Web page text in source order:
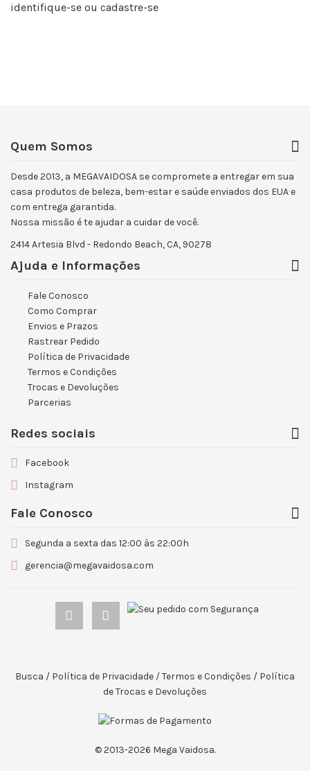
identifique-se ou cadastre-se
Quem Somos
Desde 2013, a MEGAVAIDOSA se compromete a entregar em sua
casa produtos de beleza, bem-estar e saúde enviados dos EUA e
com entrega garantida.
Nossa missão é te ajudar a cuidar de você.
2414 Artesia Blvd - Redondo Beach, CA, 90278
Ajuda e Informações
Fale Conosco
Como Comprar
Envios e Prazos
Rastrear Pedido
Política de Privacidade
Termos e Condições
Trocas e Devoluções
Parcerias
Redes sociais
Facebook
Instagram
Fale Conosco
Segunda a sexta das 12:00 às 22:00h
gerencia@megavaidosa.com
Busca / Política de Privacidade /Termos e Condições / Política
de Trocas e Devoluções
© 2013-2026 Mega Vaidosa.